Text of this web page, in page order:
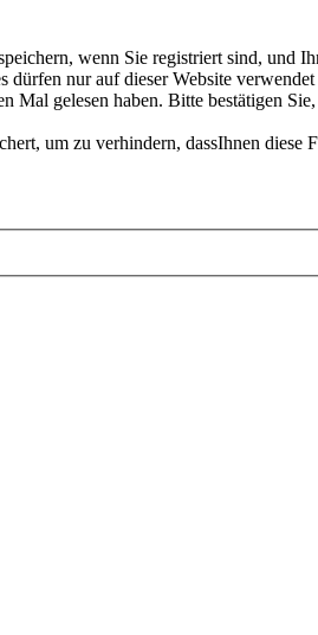
wenn Sie registriert sind, und
nur auf dieser Website
Mal gelesen haben. Bitte bestätigen
um zu verhindern, dassIhnen